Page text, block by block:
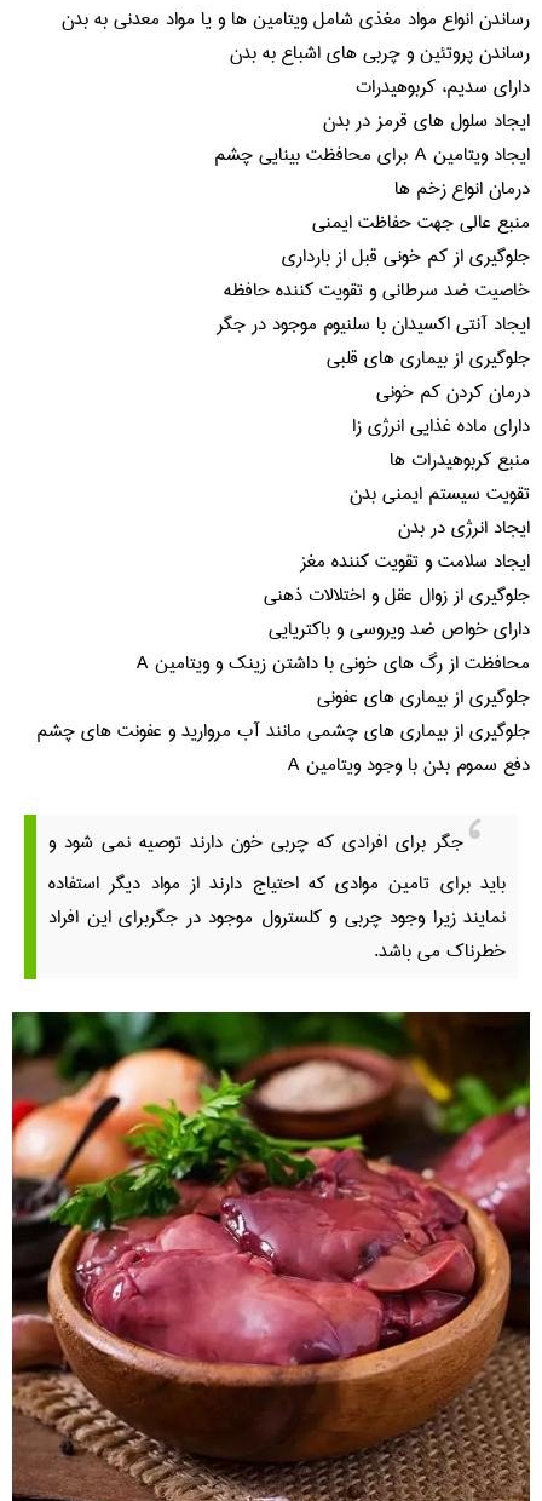
رساندن انواع مواد مغذی شامل ویتامین ها و یا مواد معدنی به بدن
رساندن پروتئین و چربی های اشباع به بدن
دارای سدیم، کربوهیدرات
ایجاد سلول های قرمز در بدن
ایجاد ویتامین A برای محافظت بینایی چشم
درمان انواع زخم ها
منبع عالی جهت حفاظت ایمنی
جلوگیری از کم خونی قبل از بارداری
خاصیت ضد سرطانی و تقویت کننده حافظه
ایجاد آنتی اکسیدان با سلنیوم موجود در جگر
جلوگیری از بیماری های قلبی
درمان کردن کم خونی
دارای ماده غذایی انرژی زا
منبع کربوهیدرات ها
تقویت سیستم ایمنی بدن
ایجاد انرژی در بدن
ایجاد سلامت و تقویت کننده مغز
جلوگیری از زوال عقل و اختلالات ذهنی
دارای خواص ضد ویروسی و باکتریایی
محافظت از رگ های خونی با داشتن زینک و ویتامین A
جلوگیری از بیماری های عفونی
جلوگیری از بیماری های چشمی مانند آب مروارید و عفونت های چشم
دفع سموم بدن با وجود ویتامین A
جگر برای افرادی که چربی خون دارند توصیه نمی شود و
باید برای تامین موادی که احتیاج دارند از مواد دیگر استفاده
نمایند زیرا وجود چربی و کلسترول موجود در جگربرای این افراد
خطرناک می باشد.